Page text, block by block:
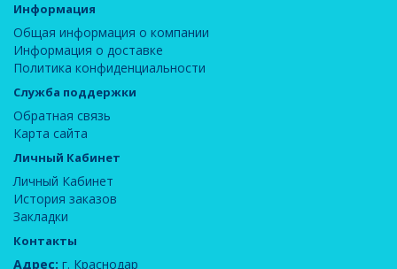
Информация
Общая информация о компании
Информация о доставке
Политика конфиденциальности
Служба поддержки
Обратная связь
Карта сайта
Личный Кабинет
Личный Кабинет
История заказов
Закладки
Контакты
Адрес: г. Краснодар